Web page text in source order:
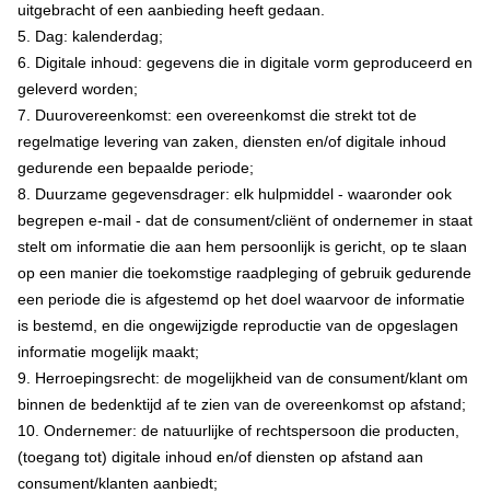
uitgebracht of een aanbieding heeft gedaan.
5. Dag: kalenderdag;
6. Digitale inhoud: gegevens die in digitale vorm geproduceerd en
geleverd worden;
7. Duurovereenkomst: een overeenkomst die strekt tot de
regelmatige levering van zaken, diensten en/of digitale inhoud
gedurende een bepaalde periode;
8. Duurzame gegevensdrager: elk hulpmiddel - waaronder ook
begrepen e-mail - dat de consument/cliënt of ondernemer in staat
stelt om informatie die aan hem persoonlijk is gericht, op te slaan
op een manier die toekomstige raadpleging of gebruik gedurende
een periode die is afgestemd op het doel waarvoor de informatie
is bestemd, en die ongewijzigde reproductie van de opgeslagen
informatie mogelijk maakt;
9. Herroepingsrecht: de mogelijkheid van de consument/klant om
binnen de bedenktijd af te zien van de overeenkomst op afstand;
10. Ondernemer: de natuurlijke of rechtspersoon die producten,
(toegang tot) digitale inhoud en/of diensten op afstand aan
consument/klanten aanbiedt;